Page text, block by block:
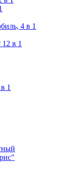
4 в 1
в 1
1